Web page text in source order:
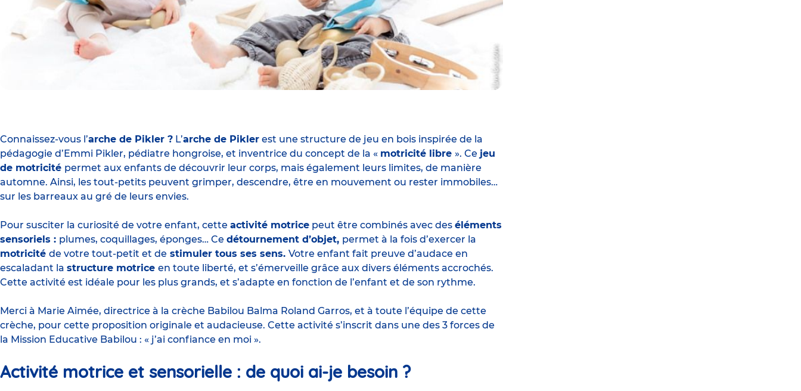
Connaissez-vous l’arche de Pikler ? L’arche de Pikler est une structure de jeu en bois inspirée de la
pédagogie d’Emmi Pikler, pédiatre hongroise, et inventrice du concept de la « motricité libre ». Ce jeu
de motricité permet aux enfants de découvrir leur corps, mais également leurs limites, de manière
automne. Ainsi, les tout-petits peuvent grimper, descendre, être en mouvement ou rester immobiles…
sur les barreaux au gré de leurs envies.
Pour susciter la curiosité de votre enfant, cette activité motrice peut être combinés avec des éléments
sensoriels : plumes, coquillages, éponges… Ce détournement d’objet, permet à la fois d’exercer la
motricité de votre tout-petit et de stimuler tous ses sens. Votre enfant fait preuve d’audace en
escaladant la structure motrice en toute liberté, et s’émerveille grâce aux divers éléments accrochés.
Cette activité est idéale pour les plus grands, et s’adapte en fonction de l’enfant et de son rythme.
Merci à Marie Aimée, directrice à la crèche Babilou Balma Roland Garros, et à toute l’équipe de cette
crèche, pour cette proposition originale et audacieuse. Cette activité s’inscrit dans une des 3 forces de
la Mission Educative Babilou : « j’ai confiance en moi ».
Activité motrice et sensorielle : de quoi ai-je besoin ?